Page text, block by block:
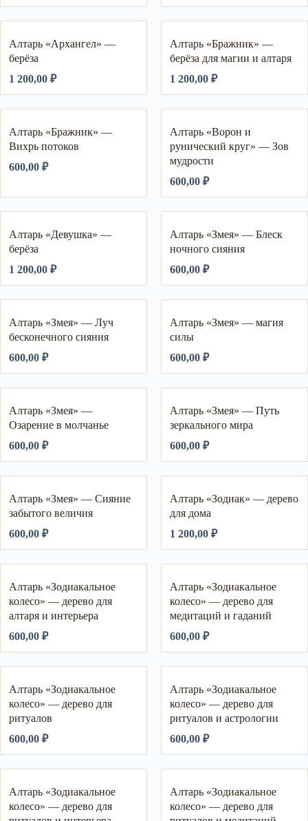
Алтарь «Архангел» —
берёза
1 200,00 ₽
Алтарь «Бражник» —
берёза для магии и алтаря
1 200,00 ₽
Алтарь «Бражник» —
Вихрь потоков
600,00 ₽
Алтарь «Ворон и
рунический круг» — Зов
мудрости
600,00 ₽
Алтарь «Девушка» —
берёза
1 200,00 ₽
Алтарь «Змея» — Блеск
ночного сияния
600,00 ₽
Алтарь «Змея» — Луч
бесконечного сияния
600,00 ₽
Алтарь «Змея» — магия
силы
600,00 ₽
Алтарь «Змея» —
Озарение в молчанье
600,00 ₽
Алтарь «Змея» — Путь
зеркального мира
600,00 ₽
Алтарь «Змея» — Сияние
забытого величия
600,00 ₽
Алтарь «Зодиак» — дерево
для дома
1 200,00 ₽
Алтарь «Зодиакальное
колесо» — дерево для
алтаря и интерьера
600,00 ₽
Алтарь «Зодиакальное
колесо» — дерево для
медитаций и гаданий
600,00 ₽
Алтарь «Зодиакальное
колесо» — дерево для
ритуалов
600,00 ₽
Алтарь «Зодиакальное
колесо» — дерево для
ритуалов и астрологии
600,00 ₽
Алтарь «Зодиакальное
колесо» — дерево для
Алтарь «Зодиакальное
колесо» — дерево для